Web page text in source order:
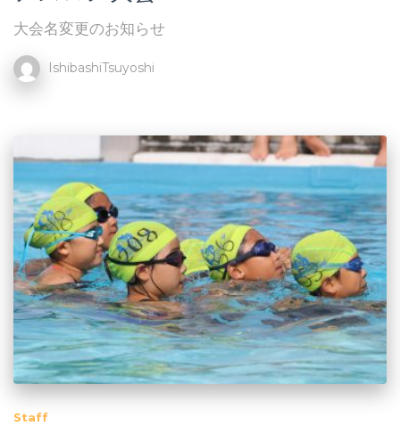
大会名変更のお知らせ
IshibashiTsuyoshi
Staff